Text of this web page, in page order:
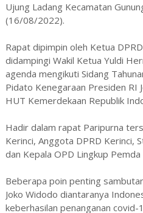
Ujung Ladang Kecamatan
(16/08/2022).
Rapat dipimpin oleh Ketua
didampingi Wakil Ketua Yuldi
agenda mengikuti Sidang
Pidato Kenegaraan Presiden RI
HUT Kemerdekaan Republik
Hadir dalam rapat Paripurna
Kerinci, Anggota DPRD Kerinci,
dan Kepala OPD Lingkup Pemda
Beberapa poin penting
Joko Widodo diantaranya
keberhasilan penanganan covid-